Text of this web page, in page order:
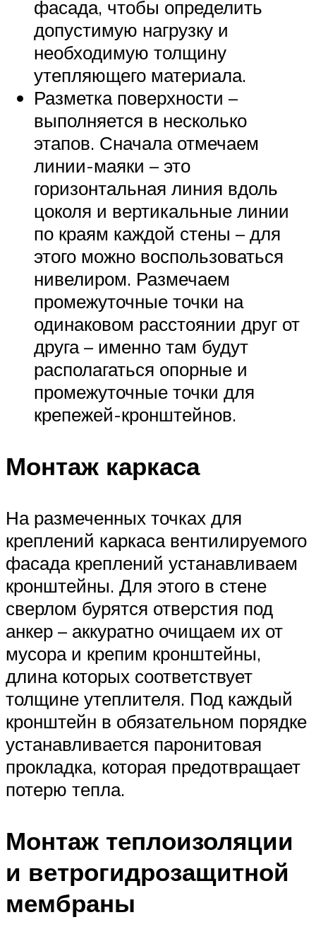
фасада, чтобы определить
допустимую нагрузку и
необходимую толщину
утепляющего материала.
Разметка поверхности –
выполняется в несколько
этапов. Сначала отмечаем
линии-маяки – это
горизонтальная линия вдоль
цоколя и вертикальные линии
по краям каждой стены – для
этого можно воспользоваться
нивелиром. Размечаем
промежуточные точки на
одинаковом расстоянии друг от
друга – именно там будут
располагаться опорные и
промежуточные точки для
крепежей-кронштейнов.
Монтаж каркаса
На размеченных точках для
креплений каркаса вентилируемого
фасада креплений устанавливаем
кронштейны. Для этого в стене
сверлом бурятся отверстия под
анкер – аккуратно очищаем их от
мусора и крепим кронштейны,
длина которых соответствует
толщине утеплителя. Под каждый
кронштейн в обязательном порядке
устанавливается паронитовая
прокладка, которая предотвращает
потерю тепла.
Монтаж теплоизоляции
и ветрогидрозащитной
мембраны